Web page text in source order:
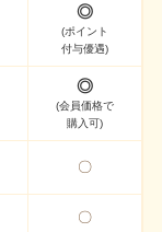
◎
(ポイント
付与優遇)
◎
(会員価格で
購入可)
〇
〇